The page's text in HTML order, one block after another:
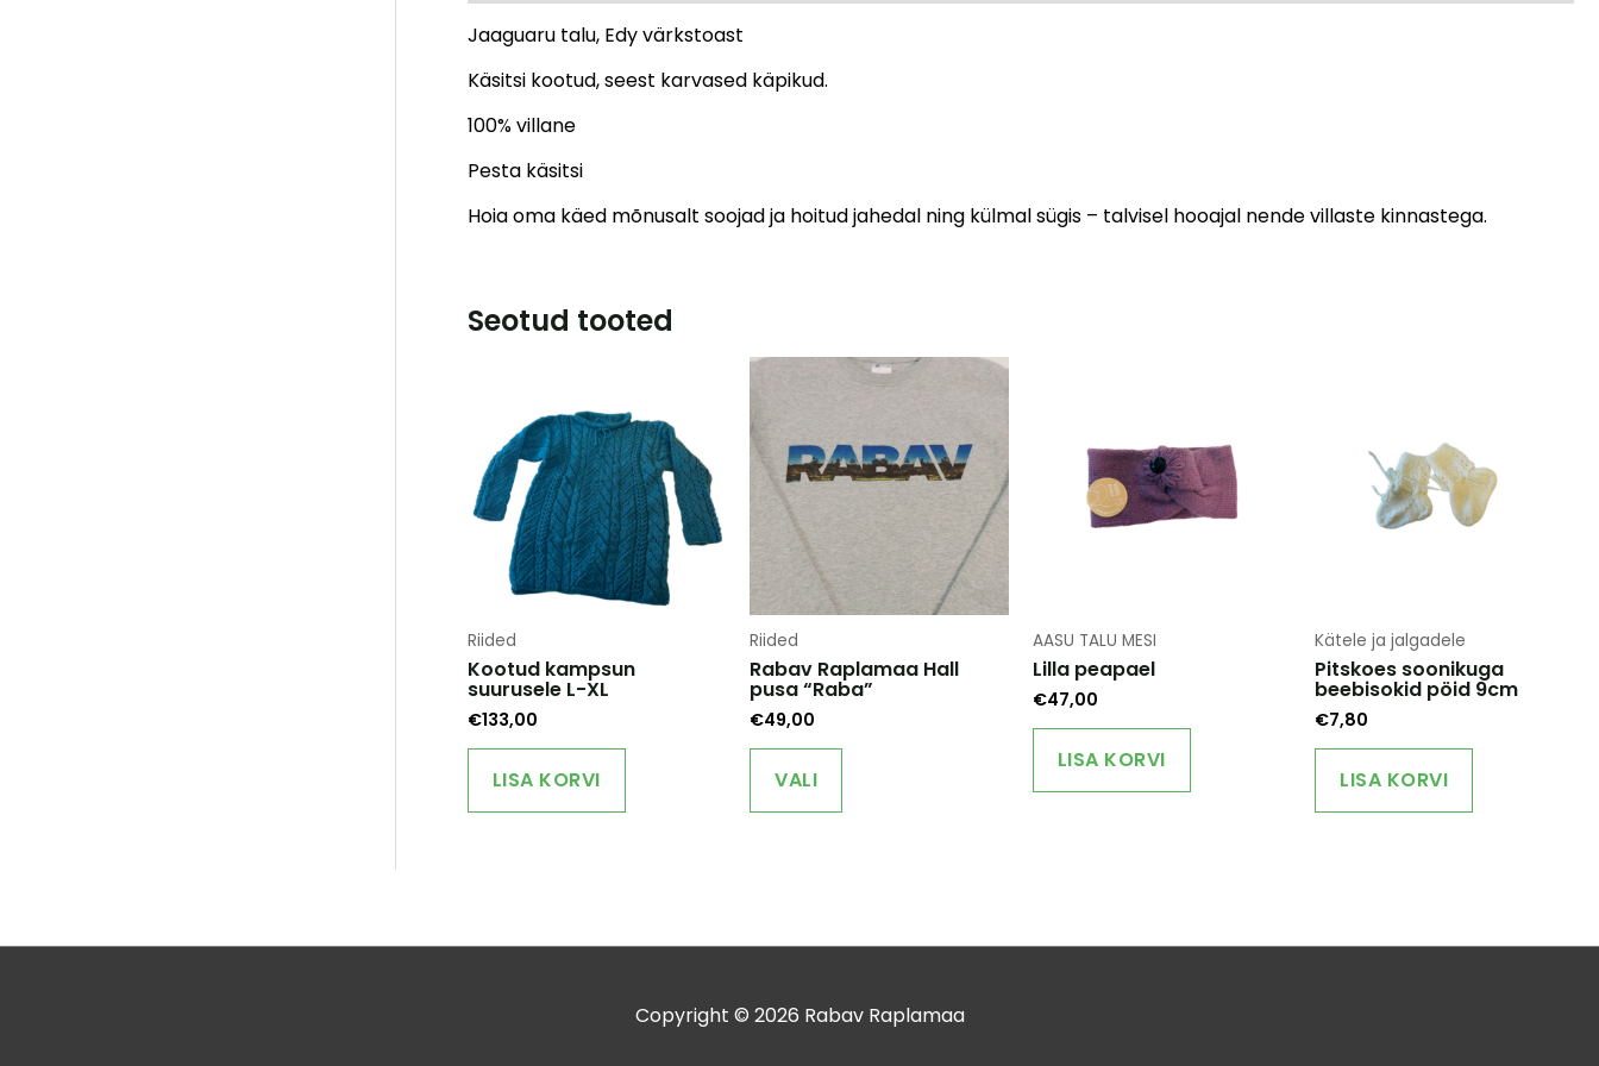
Jaaguaru talu, Edy värkstoast
Käsitsi kootud, seest karvased käpikud.
100% villane
Pesta käsitsi
Hoia oma käed mõnusalt soojad ja hoitud jahedal ning külmal sügis – talvisel hooajal nende villaste kinnastega.
Seotud tooted
Riided
Kootud kampsun
suurusele L-XL
€133,00
LISA KORVI
Riided
Rabav Raplamaa Hall
pusa “Raba”
€49,00
VALI
This
on
AASU TALU MESI
Lilla peapael
€47,00
LISA KORVI
Kätele ja jalgadele
Pitskoes soonikuga
beebisokid pöid 9cm
€7,80
LISA KORVI
Copyright © 2026 Rabav Raplamaa